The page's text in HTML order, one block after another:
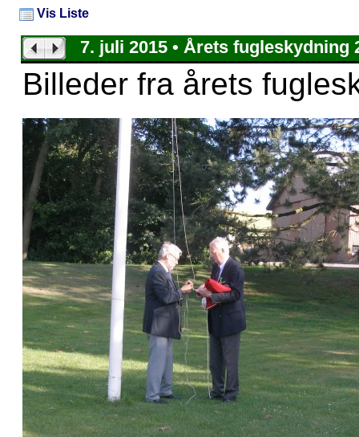
Vis Liste
7. juli 2015 • Årets fugleskydning
Billeder fra årets